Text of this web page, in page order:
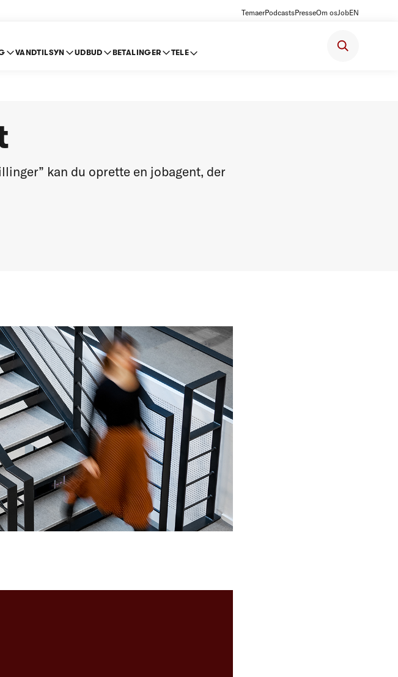
TemaerPodcastsPresseOm osJobEN
VANDTILSYN UDBUD BETALINGER TELE
kan du oprette en jobagent, der